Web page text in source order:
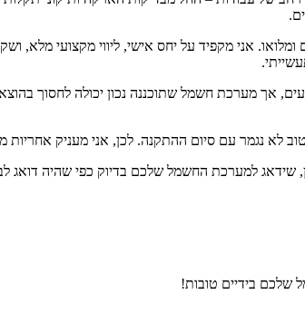
ומלואו. אני מקפיד על יחס אישי, ליווי מקצועי
אך מערכת חשמל שתוכננה נכון יכולה לחסוך
לא נגמר עם סיום ההתקנה. לכן, אני מעניק
למערכת החשמל שלכם בדיוק כפי שהיה דואג
בידיים טובות!